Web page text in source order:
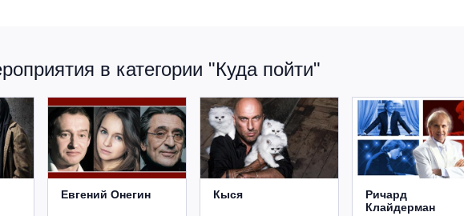
в категории "Куда пойти"
Евгений Онегин Кыся
Ричард
Клайдерман